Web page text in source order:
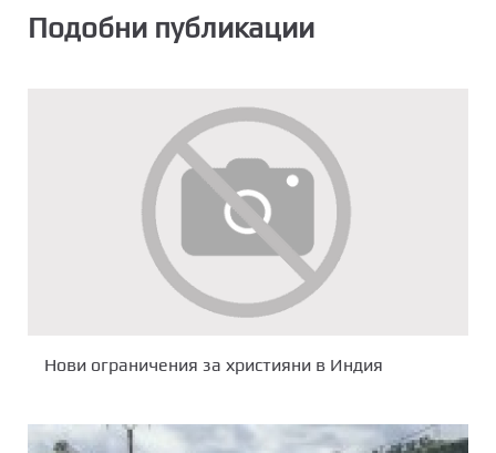
Подобни публикации
Нови ограничения за християни в Индия